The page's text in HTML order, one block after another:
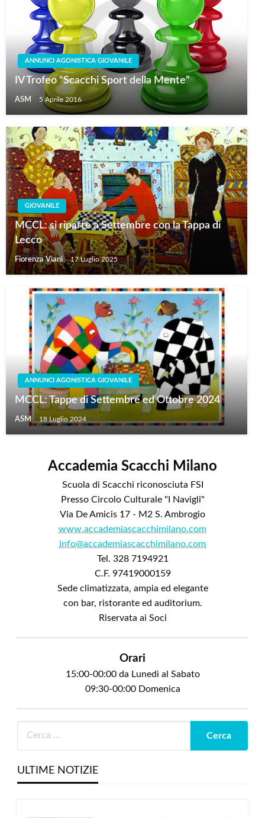
ANNUNCI AGONISTICA GIOVANILE
IV Trofeo “Scacchi Sport della Mente”
ASM 5 Aprile 2016
GIOVANILE
MCCL: si riparte a Settembre con la Tappa di
Lecco
Fiorenza Viani 17 Luglio 2025
ANNUNCI AGONISTICA GIOVANILE
MCCL: Tappe di Settembre ed Ottobre 2024
ASM 18 Luglio 2024
Accademia Scacchi Milano
Scuola di Scacchi riconosciuta FSI
Presso Circolo Culturale "I Navigli"
Via De Amicis 17 - M2 S. Ambrogio
www.accademiascacchimilano.com
info@accademiascacchimilano.com
Tel. 328 7194921
C.F. 97419000159
Sede climatizzata, ampia ed elegante
con bar, ristorante ed auditorium.
Riservata ai Soci
Orari
15:00-00:00 da Lunedì al Sabato
09:30-00:00 Domenica
ULTIME NOTIZIE